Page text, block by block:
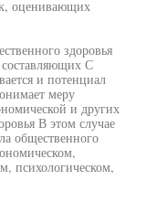
оценивающих
здоровья
составляющих С
и потенциал
меру
и других
В этом случае
общественного
психологическом,